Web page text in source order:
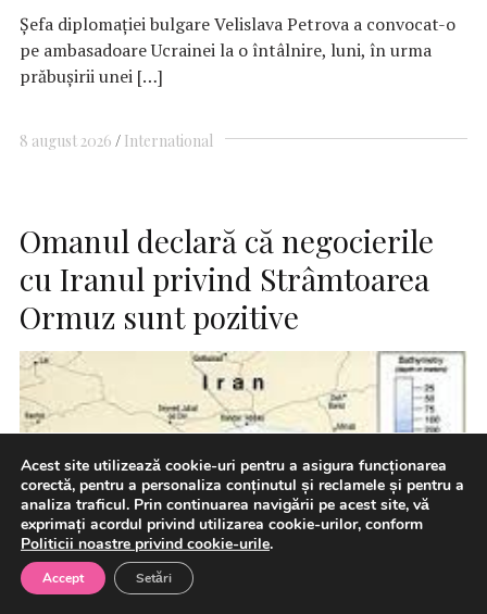
Şefa diplomaţiei bulgare Velislava Petrova a convocat-o
pe ambasadoare Ucrainei la o întâlnire, luni, în urma
prăbuşirii unei […]
8 august 2026 International
Omanul declară că negocierile
cu Iranul privind Strâmtoarea
Ormuz sunt pozitive
Acest site utilizează cookie-uri pentru a asigura funcționarea
corectă, pentru a personaliza conținutul și reclamele și pentru a
analiza traficul. Prin continuarea navigării pe acest site, vă
exprimați acordul privind utilizarea cookie-urilor, conform
Politicii noastre privind cookie-urile.
Accept Setări